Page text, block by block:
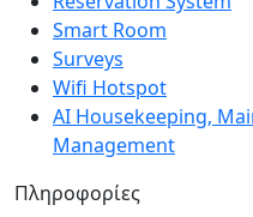
Smart Room
Surveys
Wifi Hotspot
AI Housekeeping,
Management
Πληροφορίες